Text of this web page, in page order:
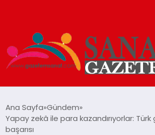
TEKNOLOJI
Ana Sayfa Gündem
Yapay zekâ ile para kazandırıyorlar: Türk
başarısı